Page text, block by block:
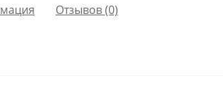
Отзывов (0)